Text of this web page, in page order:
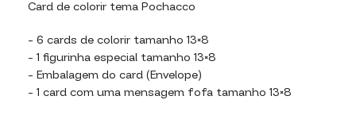
Card de colorir tema Pochacco
– 6 cards de colorir tamanho 13×8
– ⁠1 figurinha especial tamanho 13×8
– ⁠Embalagem do card (Envelope)
– ⁠1 card com uma mensagem fofa tamanho 13×8